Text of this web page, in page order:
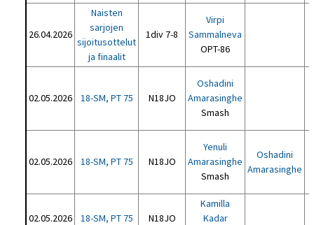
26.04.2026
Naisten
sarjojen
sijoitusottelut
ja finaalit
1div 7-8
Virpi
Sammalneva
OPT-86
02.05.2026 18-SM, PT 75 N18JO
Oshadini
Amarasinghe
Smash
02.05.2026 18-SM, PT 75 N18JO
Yenuli
Amarasinghe
Smash
Oshadini
Amarasinghe
02.05.2026 18-SM, PT 75 N18JO
Kamilla
Kadar